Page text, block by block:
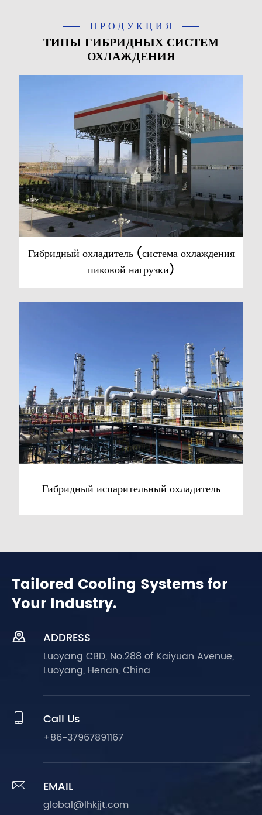
ПРОДУКЦИЯ
ТИПЫ ГИБРИДНЫХ СИСТЕМ
ОХЛАЖДЕНИЯ
Гибридный охладитель (система охлаждения
пиковой нагрузки)
Гибридный испарительный охладитель
Tailored Cooling Systems for
Your Industry.
 ADDRESS
Luoyang CBD, No.288 of Kaiyuan Avenue,
Luoyang, Henan, China
 Call Us
+86-37967891167
 EMAIL
global@lhkjjt.com